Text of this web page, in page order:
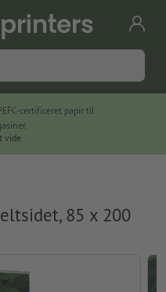
certificeret papir til
vide
85 x 200